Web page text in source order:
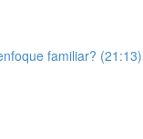
familiar? (21:13)